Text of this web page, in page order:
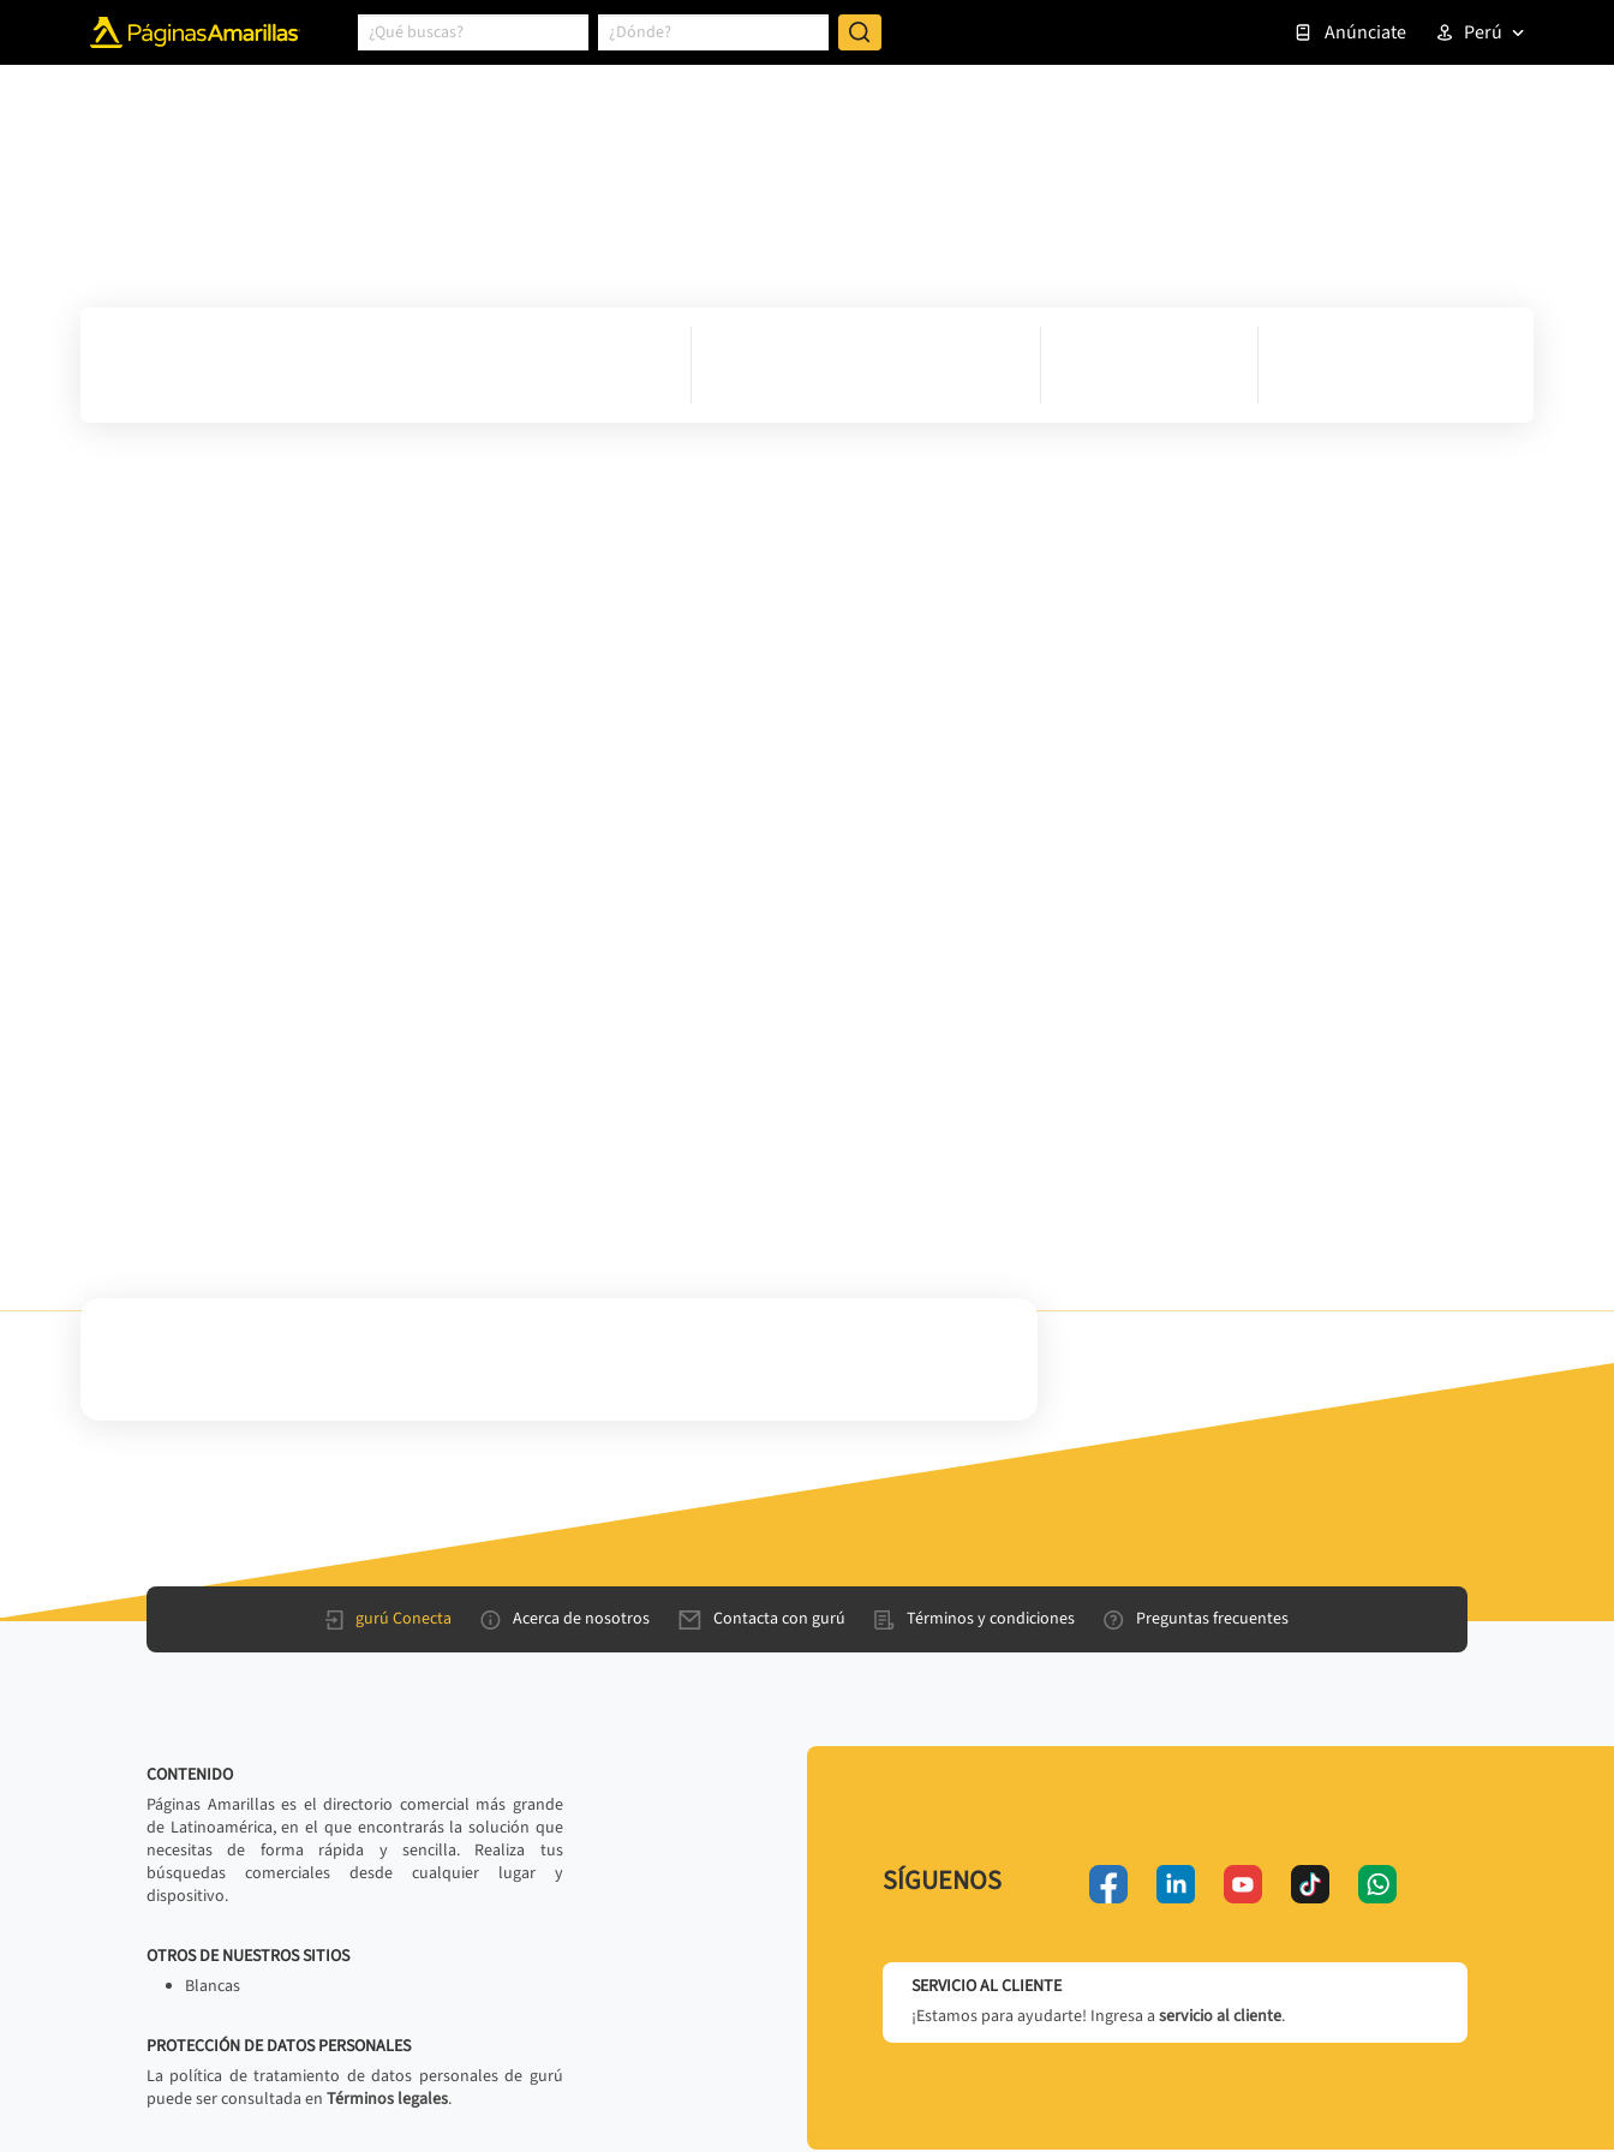
Anúnciate Perú
gurú Conecta Acerca de nosotros Contacta con gurú Términos y condiciones Preguntas frecuentes
CONTENIDO
Páginas Amarillas es el directorio comercial más grande
de Latinoamérica, en el que encontrarás la solución que
necesitas de forma rápida y sencilla. Realiza tus
búsquedas comerciales desde cualquier lugar y
dispositivo.
OTROS DE NUESTROS SITIOS
Blancas
PROTECCIÓN DE DATOS PERSONALES
La política de tratamiento de datos personales de gurú
puede ser consultada en Términos legales.
SÍGUENOS
SERVICIO AL CLIENTE
¡Estamos para ayudarte! Ingresa a servicio al cliente.